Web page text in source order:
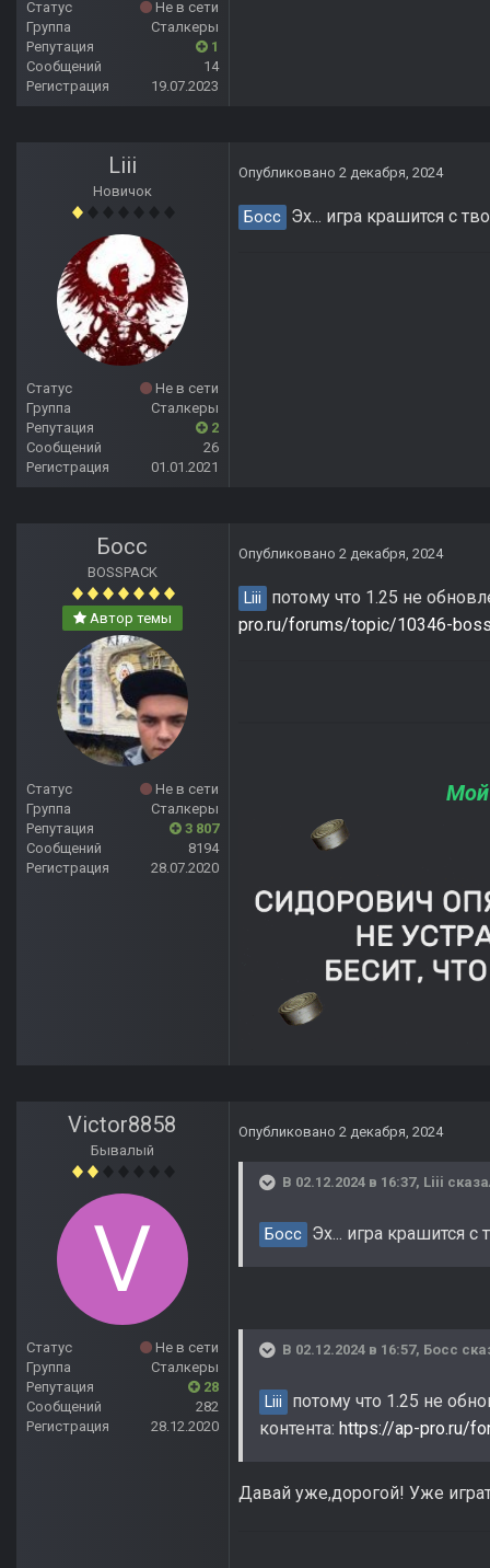
Статус
Не в сети
Группа
Сталкеры
Репутация
1
Сообщений
14
Регистрация
19.07.2023
Liii
Новичок
Статус
Не в сети
Группа
Сталкеры
Репутация
2
Сообщений
26
Регистрация
01.01.2021
Опубликовано 2 декабря, 2024
Босс Эх... игра крашится с
Босс
BOSSPACK
Автор темы
Статус
Не в сети
Группа
Сталкеры
Репутация
3 807
Сообщений
8194
Регистрация
28.07.2020
Опубликовано 2 декабря, 2024
Liii
потому что 1.25 не
pro.ru/forums/topic/10346-
Victor8858
Бывалый
Статус
Не в сети
Группа
Сталкеры
Репутация
28
Сообщений
282
Регистрация
28.12.2020
Опубликовано 2 декабря, 2024
В 02.12.2024 в 16:37, Liii
Босс Эх... игра крашится с
В 02.12.2024 в 16:57, Босс
Liii
потому что 1.25 не
контента: https://ap-pro.ru/
Давай уже,дорогой! Уже